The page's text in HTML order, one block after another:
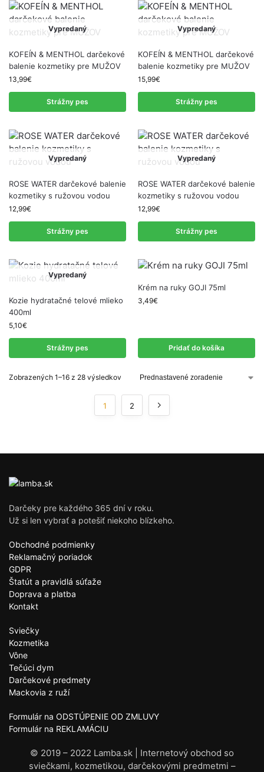
Vypredaný
KOFEÍN & MENTHOL darčekové
balenie kozmetiky pre MUŽOV
13,99€
Strážny pes
Vypredaný
KOFEÍN & MENTHOL darčekové
balenie kozmetiky pre MUŽOV
15,99€
Strážny pes
Vypredaný
ROSE WATER darčekové balenie
kozmetiky s ružovou vodou
12,99€
Strážny pes
Vypredaný
ROSE WATER darčekové balenie
kozmetiky s ružovou vodou
12,99€
Strážny pes
Vypredaný
Kozie hydratačné telové mlieko
400ml
5,10€
Strážny pes
Krém na ruky GOJI 75ml
3,49€
Pridať do košíka
Zobrazených 1–16 z 28 výsledkov
1 2
Darčeky pre každého 365 dní v roku.
Už si len vybrať a potešiť niekoho blízkeho.
Obchodné podmienky
Reklamačný poriadok
GDPR
Štatút a pravidlá súťaže
Doprava a platba
Kontakt
Sviečky
Kozmetika
Vône
Tečúci dym
Darčekové predmety
Mackovia z ruží
Formulár na ODSTÚPENIE OD ZMLUVY
Formulár na REKLAMÁCIU
© 2019 – 2022 Lamba.sk | Internetový obchod so
sviečkami, kozmetikou, darčekovými predmetmi –